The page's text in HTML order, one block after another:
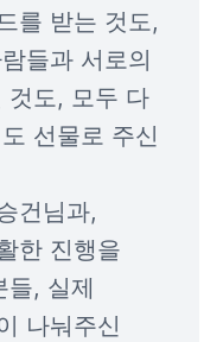
를 받는 것도,
들과 서로의
것도, 모두 다
선물로 주신
건님과,
한 진행을
들, 실제
나눠주신